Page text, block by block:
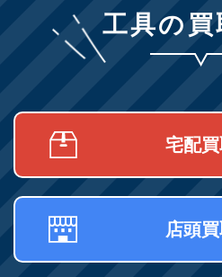
工具の買
宅配買
店頭買